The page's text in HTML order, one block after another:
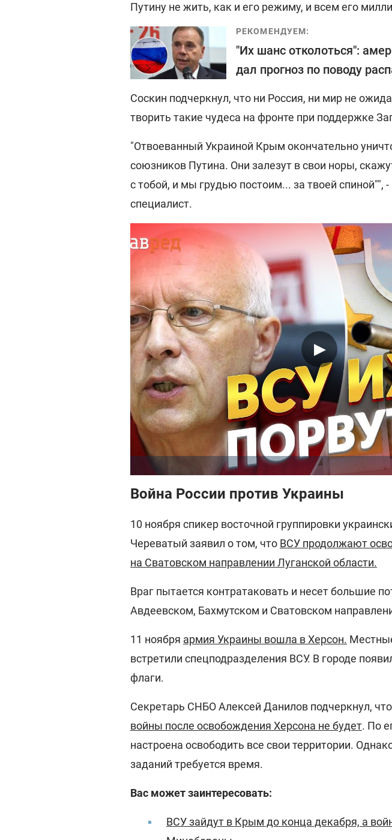
Путину не жить, как и его режиму, и всем его
РЕКОМЕНДУЕМ:
"Их шанс отколоться":
дал прогноз по поводу
Соскин подчеркнул, что ни Россия, ни мир не
творить такие чудеса на фронте при поддержке
"Отвоеванный Украиной Крым окончательно
союзников Путина. Они залезут в свои норы,
с тобой, и мы грудью постоим... за твоей спиной"",
специалист.
Война России против Украины
10 ноября спикер восточной группировки
Череватый заявил о том, что ВСУ продолжают
на Сватовском направлении Луганской области.
Враг пытается контратаковать и несет большие
Авдеевском, Бахмутском и Сватовском
11 ноября армия Украины вошла в Херсон.
встретили спецподразделения ВСУ. В городе
флаги.
Секретарь СНБО Алексей Данилов подчеркнул, что
войны после освобождения Херсона не будет. По
настроена освободить все свои территории.
заданий требуется время.
Вас может заинтересовать:
ВСУ зайдут в Крым до конца декабря, а